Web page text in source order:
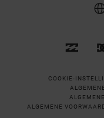
COOKIE-
ALGEMENE